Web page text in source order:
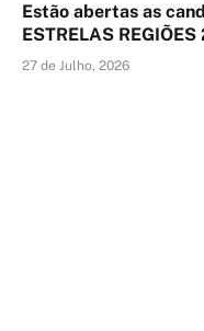
Estão abertas as
ESTRELAS
27 de Julho, 2026